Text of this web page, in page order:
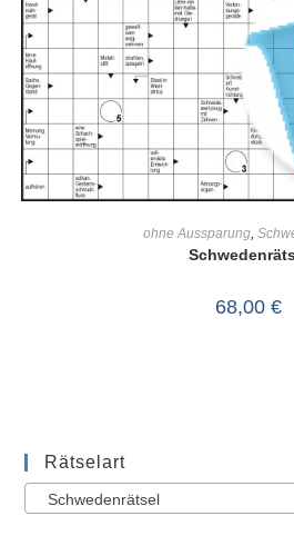
ohne Aussparung,
68,00 €
Rätselart
Schwedenrätsel